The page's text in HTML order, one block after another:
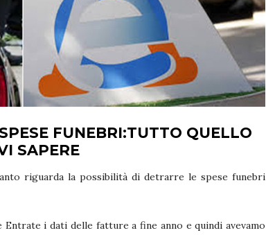
FUNEBRI:TUTTO QUELLO
SAPERE
riguarda la possibilità di detrarre le spese funebri
Entrate i dati delle fatture a fine anno e quindi avevamo